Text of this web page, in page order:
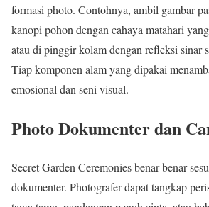
formasi photo. Contohnya, ambil gambar
kanopi pohon dengan cahaya matahari
atau di pinggir kolam dengan refleksi sinar
Tiap komponen alam yang dipakai
emosional dan seni visual.
Photo Dokumenter dan
Secret Garden Ceremonies benar-benar
dokumenter. Photografer dapat tangkap